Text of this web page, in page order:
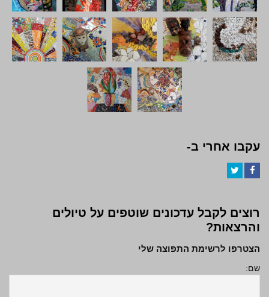
עקבו אחרי ב-
רוצים לקבל עדכונים שוטפים על טיולים
והרצאות?
הצטרפו לרשימת התפוצה שלי
שם: